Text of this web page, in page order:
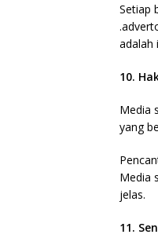
Setiap
adalah
10.
Media
yang
Media
jelas.
11.